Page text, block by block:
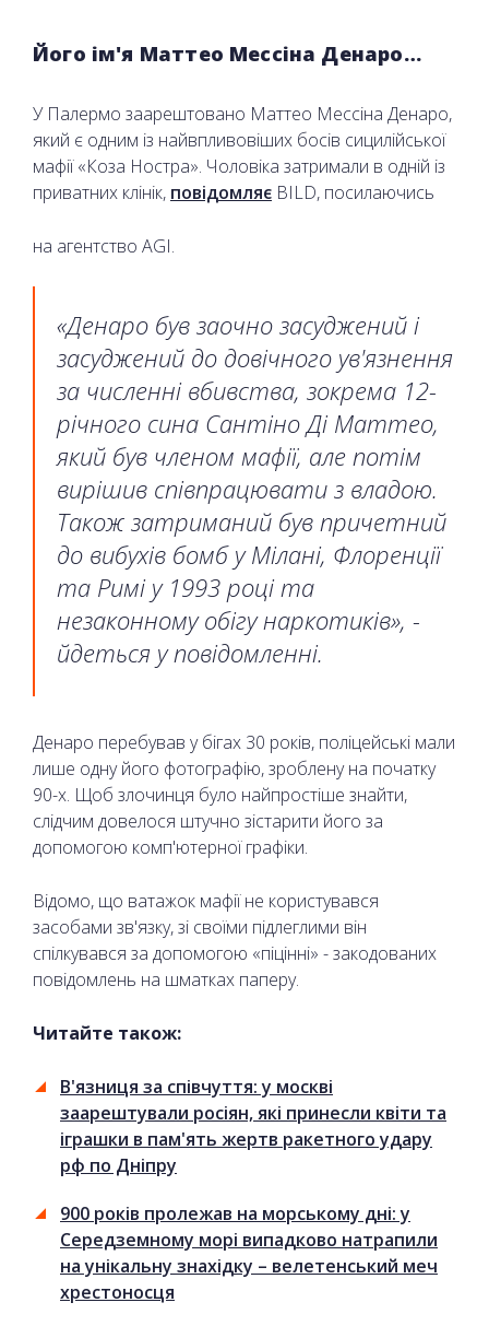
Його ім'я Маттео Мессіна Денаро…
У Палермо заарештовано Маттео Мессіна Денаро,
який є одним із найвпливовіших босів сицилійської
мафії «Коза Ностра». Чоловіка затримали в одній із
приватних клінік, повідомляє BILD, посилаючись
на агентство AGI.
«Денаро був заочно засуджений і
засуджений до довічного ув'язнення
за численні вбивства, зокрема 12-
річного сина Сантіно Ді Маттео,
який був членом мафії, але потім
вирішив співпрацювати з владою.
Також затриманий був причетний
до вибухів бомб у Мілані, Флоренції
та Римі у 1993 році та
незаконному обігу наркотиків», -
йдеться у повідомленні.
Денаро перебував у бігах 30 років, поліцейські мали
лише одну його фотографію, зроблену на початку
90-х. Щоб злочинця було найпростіше знайти,
слідчим довелося штучно зістарити його за
допомогою комп'ютерної графіки.
Відомо, що ватажок мафії не користувався
засобами зв'язку, зі своїми підлеглими він
спілкувався за допомогою «піцінні» - закодованих
повідомлень на шматках паперу.
Читайте також:
В'язниця за співчуття: у москві
заарештували росіян, які принесли квіти та
іграшки в пам'ять жертв ракетного удару
рф по Дніпру
900 років пролежав на морському дні: у
Середземному морі випадково натрапили
на унікальну знахідку – велетенський меч
хрестоносця